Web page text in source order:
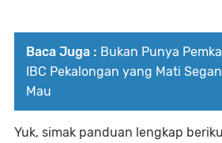
Baca Juga : Bukan Punya
IBC Pekalongan yang Mati
Mau
Yuk, simak panduan lengkap